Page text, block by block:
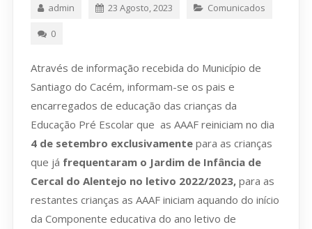
admin 23 Agosto, 2023 Comunicados
0
Através de informação recebida do Município de
Santiago do Cacém, informam-se os pais e
encarregados de educação das crianças da
Educação Pré Escolar que as AAAF reiniciam no dia
4 de setembro exclusivamentepara as crianças
que já frequentaram o Jardim de Infância de
Cercal do Alentejo no letivo 2022/2023,para as
restantes crianças as AAAF iniciam aquando do início
da Componente educativa do ano letivo de